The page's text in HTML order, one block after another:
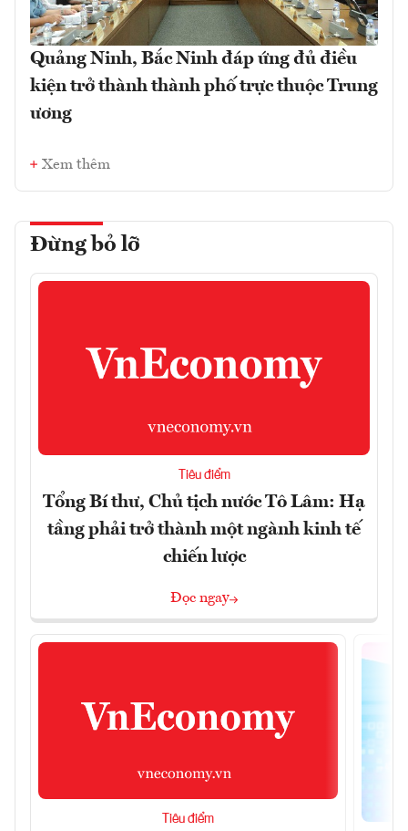
Quảng Ninh, Bắc Ninh đáp ứng đủ điều
kiện trở thành thành phố trực thuộc Trung
ương
Xem thêm
Đừng bỏ lỡ
Tiêu điểm
Tổng Bí thư, Chủ tịch nước Tô Lâm: Hạ
tầng phải trở thành một ngành kinh tế
chiến lược
Đọc ngay
Tiêu điểm